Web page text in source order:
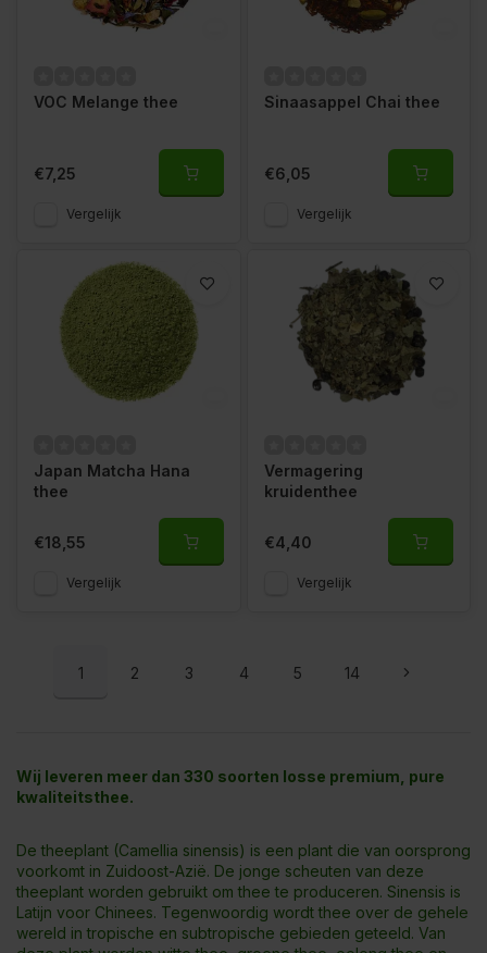
VOC Melange thee
€7,25
Vergelijk
Sinaasappel Chai thee
€6,05
Vergelijk
Japan Matcha Hana
thee
€18,55
Vergelijk
Vermagering
kruidenthee
€4,40
Vergelijk
1 2 3 4 5 14
Wij leveren meer dan 330 soorten losse premium, pure
kwaliteitsthee.
De theeplant (Camellia sinensis) is een plant die van oorsprong
voorkomt in Zuidoost-Azië. De jonge scheuten van deze
theeplant worden gebruikt om thee te produceren. Sinensis is
Latijn voor Chinees. Tegenwoordig wordt thee over de gehele
wereld in tropische en subtropische gebieden geteeld. Van